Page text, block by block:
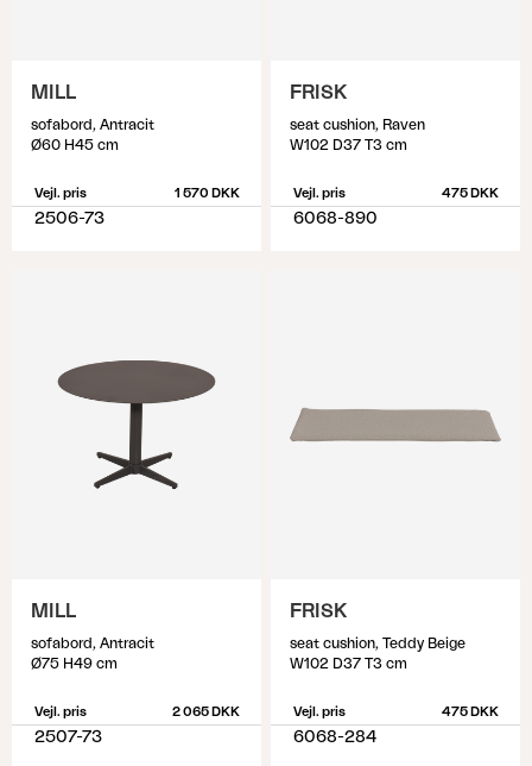
MILL
sofabord, Antracit
Ø60 H45 cm
Vejl. pris 1 570 DKK
2506-73
FRISK
seat cushion, Raven
W102 D37 T3 cm
Vejl. pris 475 DKK
6068-890
MILL
sofabord, Antracit
Ø75 H49 cm
Vejl. pris 2 065 DKK
2507-73
FRISK
seat cushion, Teddy Beige
W102 D37 T3 cm
Vejl. pris 475 DKK
6068-284